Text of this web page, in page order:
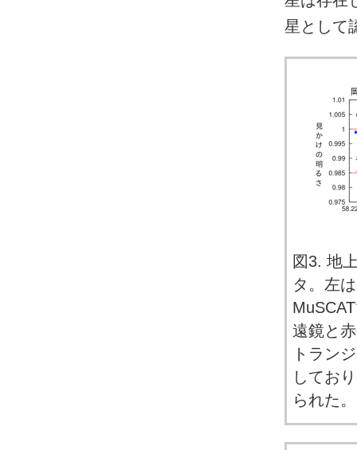
星として
図3. 地
タ。左
遠鏡と
トラン
してお
られた